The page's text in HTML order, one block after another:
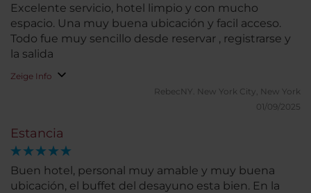
Excelente servicio, hotel limpio y con mucho
espacio. Una muy buena ubicación y facil acceso.
Todo fue muy sencillo desde reservar , registrarse y
la salida
Zeige Info
RebecNY. New York City, New York
01/09/2025
Estancia
Buen hotel, personal muy amable y muy buena
ubicación, el buffet del desayuno esta bien. En la